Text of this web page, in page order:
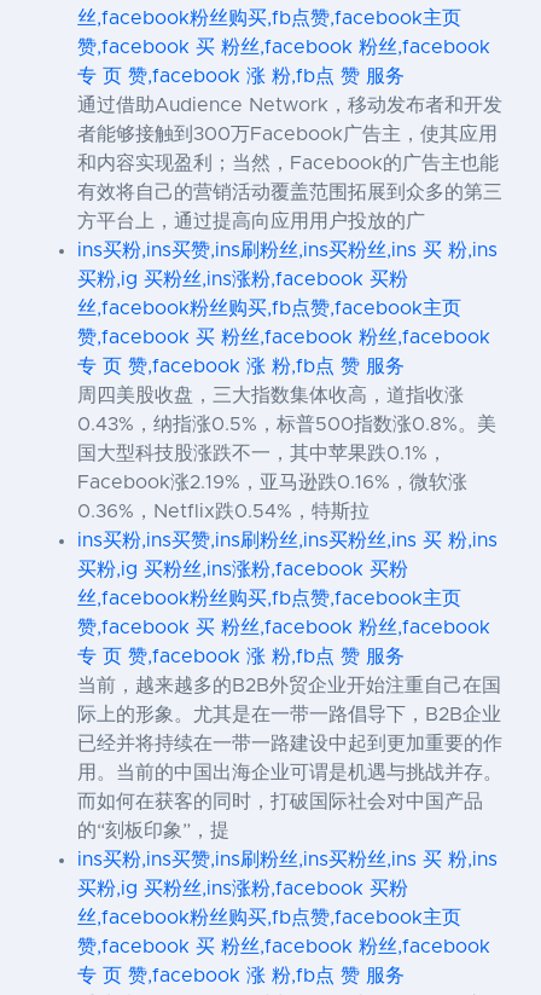
丝,facebook粉丝购买,fb点赞,facebook主页
赞,facebook 买 粉丝,facebook 粉丝,facebook
专 页 赞,facebook 涨 粉,fb点 赞 服务
通过借助Audience Network，移动发布者和开发
者能够接触到300万Facebook广告主，使其应用
和内容实现盈利；当然，Facebook的广告主也能
有效将自己的营销活动覆盖范围拓展到众多的第三
方平台上，通过提高向应用用户投放的广
ins买粉,ins买赞,ins刷粉丝,ins买粉丝,ins 买 粉,ins
买粉,ig 买粉丝,ins涨粉,facebook 买粉
丝,facebook粉丝购买,fb点赞,facebook主页
赞,facebook 买 粉丝,facebook 粉丝,facebook
专 页 赞,facebook 涨 粉,fb点 赞 服务
周四美股收盘，三大指数集体收高，道指收涨
0.43%，纳指涨0.5%，标普500指数涨0.8%。美
国大型科技股涨跌不一，其中苹果跌0.1%，
Facebook涨2.19%，亚马逊跌0.16%，微软涨
0.36%，Netflix跌0.54%，特斯拉
ins买粉,ins买赞,ins刷粉丝,ins买粉丝,ins 买 粉,ins
买粉,ig 买粉丝,ins涨粉,facebook 买粉
丝,facebook粉丝购买,fb点赞,facebook主页
赞,facebook 买 粉丝,facebook 粉丝,facebook
专 页 赞,facebook 涨 粉,fb点 赞 服务
当前，越来越多的B2B外贸企业开始注重自己在国
际上的形象。尤其是在一带一路倡导下，B2B企业
已经并将持续在一带一路建设中起到更加重要的作
用。当前的中国出海企业可谓是机遇与挑战并存。
而如何在获客的同时，打破国际社会对中国产品
的“刻板印象”，提
ins买粉,ins买赞,ins刷粉丝,ins买粉丝,ins 买 粉,ins
买粉,ig 买粉丝,ins涨粉,facebook 买粉
丝,facebook粉丝购买,fb点赞,facebook主页
赞,facebook 买 粉丝,facebook 粉丝,facebook
专 页 赞,facebook 涨 粉,fb点 赞 服务